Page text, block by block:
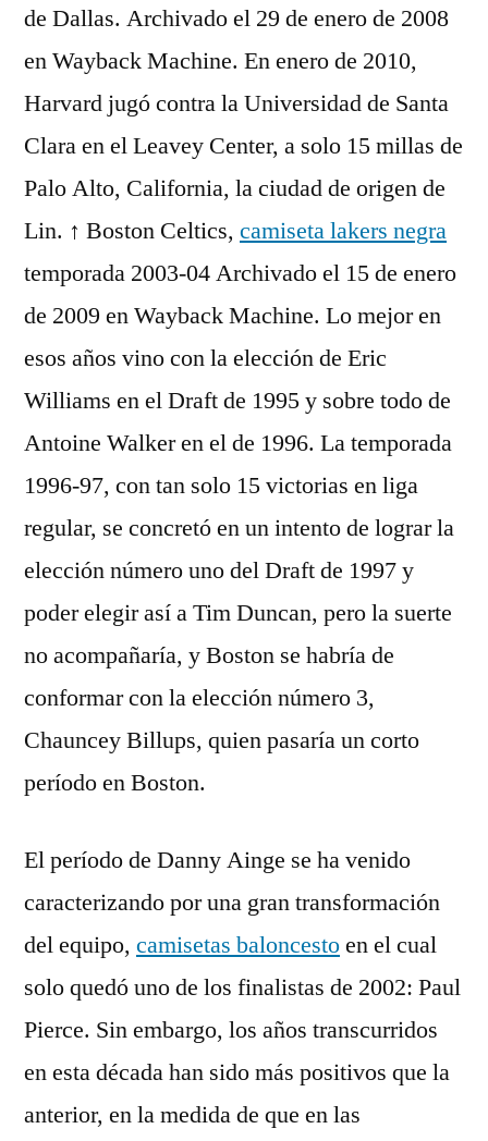
de Dallas. Archivado el 29 de enero de 2008
en Wayback Machine. En enero de 2010,
Harvard jugó contra la Universidad de Santa
Clara en el Leavey Center, a solo 15 millas de
Palo Alto, California, la ciudad de origen de
Lin. ↑ Boston Celtics, camiseta lakers negra
temporada 2003-04 Archivado el 15 de enero
de 2009 en Wayback Machine. Lo mejor en
esos años vino con la elección de Eric
Williams en el Draft de 1995 y sobre todo de
Antoine Walker en el de 1996. La temporada
1996-97, con tan solo 15 victorias en liga
regular, se concretó en un intento de lograr la
elección número uno del Draft de 1997 y
poder elegir así a Tim Duncan, pero la suerte
no acompañaría, y Boston se habría de
conformar con la elección número 3,
Chauncey Billups, quien pasaría un corto
período en Boston.
El período de Danny Ainge se ha venido
caracterizando por una gran transformación
del equipo, camisetas baloncestoen el cual
solo quedó uno de los finalistas de 2002: Paul
Pierce. Sin embargo, los años transcurridos
en esta década han sido más positivos que la
anterior, en la medida de que en las